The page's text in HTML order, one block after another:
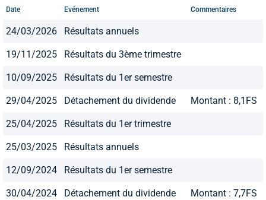
Date Evénement Commentaires
24/03/2026 Résultats annuels
19/11/2025 Résultats du 3ème trimestre
10/09/2025 Résultats du 1er semestre
29/04/2025 Détachement du dividende Montant : 8,1FS
25/04/2025 Résultats du 1er trimestre
25/03/2025 Résultats annuels
12/09/2024 Résultats du 1er semestre
30/04/2024 Détachement du dividende Montant : 7,7FS